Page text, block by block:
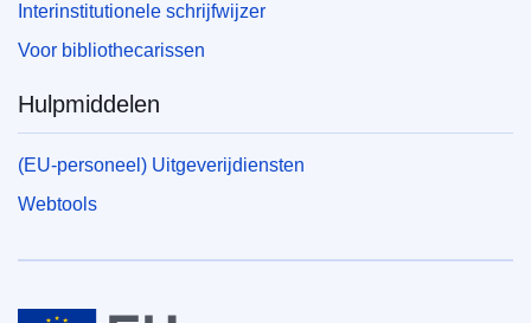
Interinstitutionele schrijfwijzer
Voor bibliothecarissen
Hulpmiddelen
(EU-personeel) Uitgeverijdiensten
Webtools
Europese Unie